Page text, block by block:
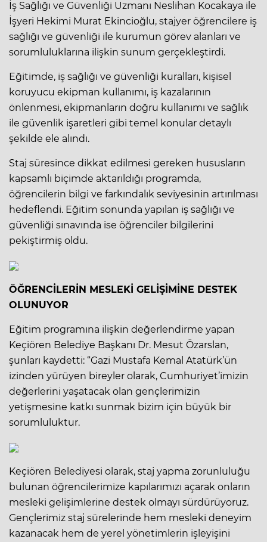
İş Sağlığı ve Güvenliği Uzmanı Neslihan Kocakaya ile
İşyeri Hekimi Murat Ekincioğlu, stajyer öğrencilere iş
sağlığı ve güvenliği ile kurumun görev alanları ve
sorumluluklarına ilişkin sunum gerçekleştirdi.
Eğitimde, iş sağlığı ve güvenliği kuralları, kişisel
koruyucu ekipman kullanımı, iş kazalarının
önlenmesi, ekipmanların doğru kullanımı ve sağlık
ile güvenlik işaretleri gibi temel konular detaylı
şekilde ele alındı.
Staj süresince dikkat edilmesi gereken hususların
kapsamlı biçimde aktarıldığı programda,
öğrencilerin bilgi ve farkındalık seviyesinin artırılması
hedeflendi. Eğitim sonunda yapılan iş sağlığı ve
güvenliği sınavında ise öğrenciler bilgilerini
pekiştirmiş oldu.
ÖĞRENCİLERİN MESLEKİ GELİŞİMİNE DESTEK
OLUNUYOR
Eğitim programına ilişkin değerlendirme yapan
Keçiören Belediye Başkanı Dr. Mesut Özarslan,
şunları kaydetti: “Gazi Mustafa Kemal Atatürk’ün
izinden yürüyen bireyler olarak, Cumhuriyet’imizin
değerlerini yaşatacak olan gençlerimizin
yetişmesine katkı sunmak bizim için büyük bir
sorumluluktur.
Keçiören Belediyesi olarak, staj yapma zorunluluğu
bulunan öğrencilerimize kapılarımızı açarak onların
mesleki gelişimlerine destek olmayı sürdürüyoruz.
Gençlerimiz staj sürelerinde hem mesleki deneyim
kazanacak hem de yerel yönetimlerin işleyişini